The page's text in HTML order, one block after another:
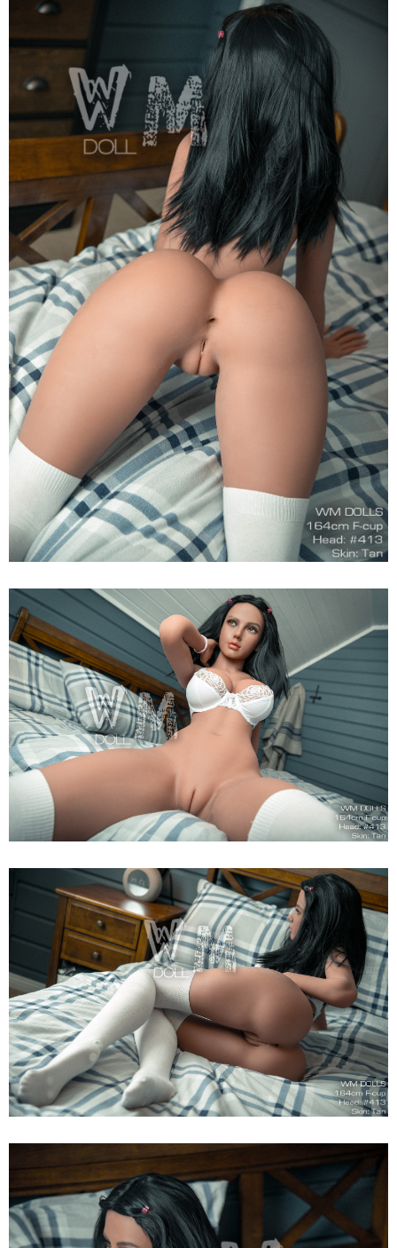
Dục
Dolls
164cm
Thật,
Cao
Cấp,
Hot
Búp
Bê
Tình
Dục
WM
Dolls
F
Anita
164cm
Siêu
Thật,
Cao
Cấp,
Hot
Búp
Bê
WM
Dolls
Anita
164cm
Siêu
Thật,
Cao
Cấp,
Hot
Búp
Tình
Dục
WM
Dolls